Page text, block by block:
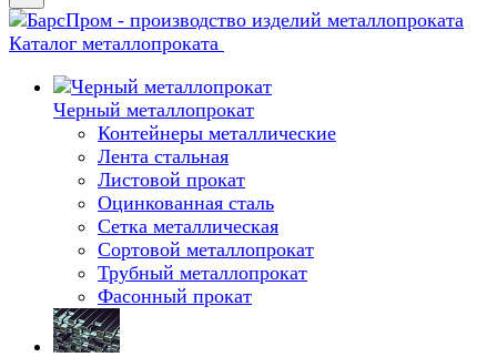
Каталог металлопроката
Черный металлопрокат
Контейнеры металлические
Лента стальная
Листовой прокат
Оцинкованная сталь
Сетка металлическая
Сортовой металлопрокат
Трубный металлопрокат
Фасонный прокат